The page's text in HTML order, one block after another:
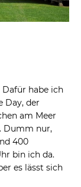
habe ich
Day, der
am Meer
Dumm nur,
400
bin ich da.
es lässt sich